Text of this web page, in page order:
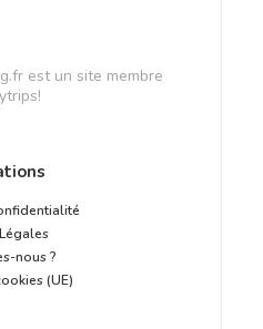
est un site membre
nous ?
(UE)